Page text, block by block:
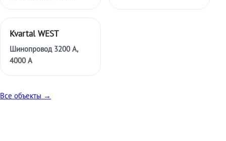
Kvartal WEST
Шинопровод 3200 А,
4000 А
Все объекты →